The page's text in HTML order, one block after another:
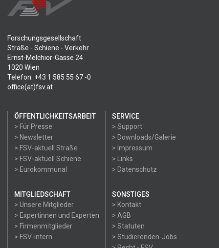
Forschungsgesellschaft
Straße - Schiene - Verkehr
Ernst-Melchior-Gasse 24
1020 Wien
Telefon: +43 1 585 55 67 -0
office(at)fsv.at
ÖFFENTLICHKEITSARBEIT
> Für Presse
> Newsletter
> FSV-aktuell Straße
> FSV-aktuell Schiene
> Eurokommunal
SERVICE
> Support
> Downloads/Galerie
> Impressum
> Links
> Datenschutz
MITGLIEDSCHAFT
> Unsere Mitglieder
> Expertinnen und Experten
> Firmenmitglieder
> FSV-intern
SONSTIGES
> Kontakt
> AGB
> Statuten
> Studierenden-Jobs